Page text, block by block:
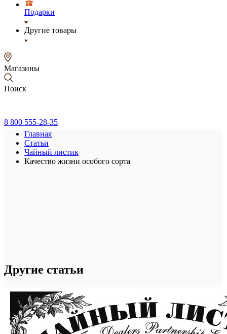
Подарки
Другие товары
Магазины
Поиск
8 800 555-28-35
Главная
Статьи
Чайный листик
Качество жизни особого сорта
Другие статьи